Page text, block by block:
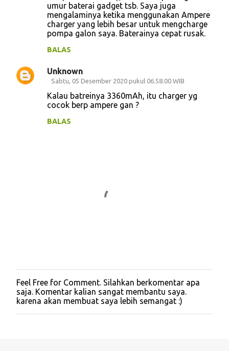
umur baterai gadget tsb. Saya juga
mengalaminya ketika menggunakan Ampere
charger yang lebih besar untuk mengcharge
pompa galon saya. Baterainya cepat rusak.
BALAS
Unknown
Sabtu, 05 Desember 2020 pukul 06.58.00 WIB
Kalau batreinya 3360mAh, itu charger yg
cocok berp ampere gan ?
BALAS
P
o
s
t
Feel Free for Comment. Silahkan berkomentar apa
saja. Komentar kalian sangat membantu saya.
karena akan membuat saya lebih semangat :)